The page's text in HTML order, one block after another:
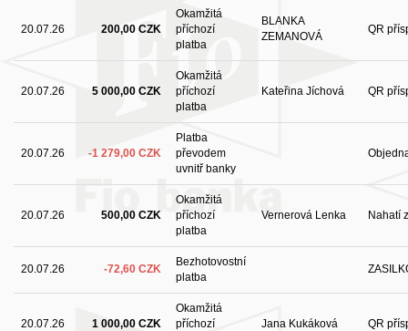
20.07.26 200,00 CZK
Okamžitá
příchozí
platba
BLANKA
ZEMANOVÁ
QR
20.07.26 5 000,00 CZK
Okamžitá
příchozí
platba
Kateřina Jíchová QR
20.07.26 -1 279,00 CZK
Platba
převodem
uvnitř banky
20.07.26 500,00 CZK
Okamžitá
příchozí
platba
Vernerová Lenka Nahatí
20.07.26 -72,60 CZK
Bezhotovostní
platba
20.07.26 1 000,00 CZK
Okamžitá
příchozí
Jana Kukáková QR